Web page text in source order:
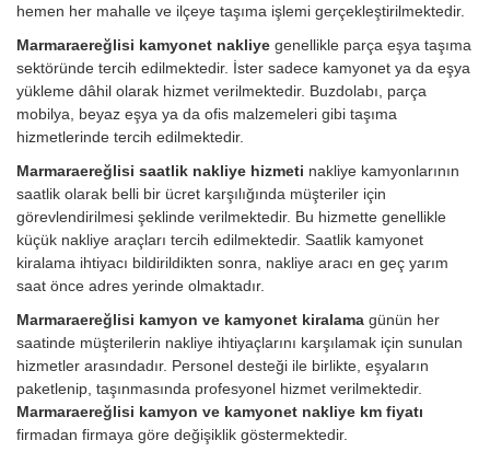
hemen her mahalle ve ilçeye taşıma işlemi gerçekleştirilmektedir.
Marmaraereğlisi kamyonet nakliye genellikle parça eşya taşıma
sektöründe tercih edilmektedir. İster sadece kamyonet ya da eşya
yükleme dâhil olarak hizmet verilmektedir. Buzdolabı, parça
mobilya, beyaz eşya ya da ofis malzemeleri gibi taşıma
hizmetlerinde tercih edilmektedir.
Marmaraereğlisi saatlik nakliye hizmeti nakliye kamyonlarının
saatlik olarak belli bir ücret karşılığında müşteriler için
görevlendirilmesi şeklinde verilmektedir. Bu hizmette genellikle
küçük nakliye araçları tercih edilmektedir. Saatlik kamyonet
kiralama ihtiyacı bildirildikten sonra, nakliye aracı en geç yarım
saat önce adres yerinde olmaktadır.
Marmaraereğlisi kamyon ve kamyonet kiralama günün her
saatinde müşterilerin nakliye ihtiyaçlarını karşılamak için sunulan
hizmetler arasındadır. Personel desteği ile birlikte, eşyaların
paketlenip, taşınmasında profesyonel hizmet verilmektedir.
Marmaraereğlisi kamyon ve kamyonet nakliye km fiyatı
firmadan firmaya göre değişiklik göstermektedir.